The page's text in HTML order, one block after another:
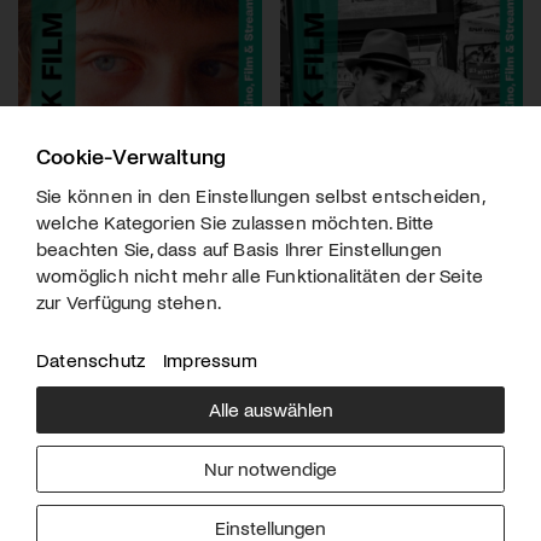
Über uns
Downloads
Werben
Impressum
Cookie-Verwaltung
Sie können in den Einstellungen selbst entscheiden,
welche Kategorien Sie zulassen möchten. Bitte
beachten Sie, dass auf Basis Ihrer Einstellungen
womöglich nicht mehr alle Funktionalitäten der Seite
zur Verfügung stehen.
Datenschutz Impressum
Alle auswählen
Nur notwendige
Einstellungen